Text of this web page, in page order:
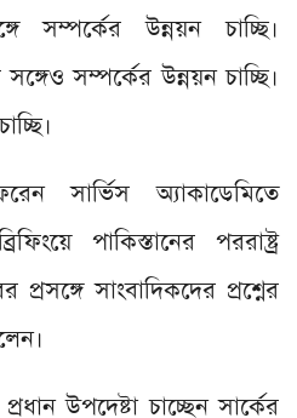
সম্পর্কের উন্নয়ন চাচ্ছি।
সম্পর্কের উন্নয়ন চাচ্ছি।
সার্ভিস অ্যাকাডেমিতে
পাকিস্তানের পররাষ্ট্র
সাংবাদিকদের প্রশ্নের
উপদেষ্টা চাচ্ছেন সার্কের